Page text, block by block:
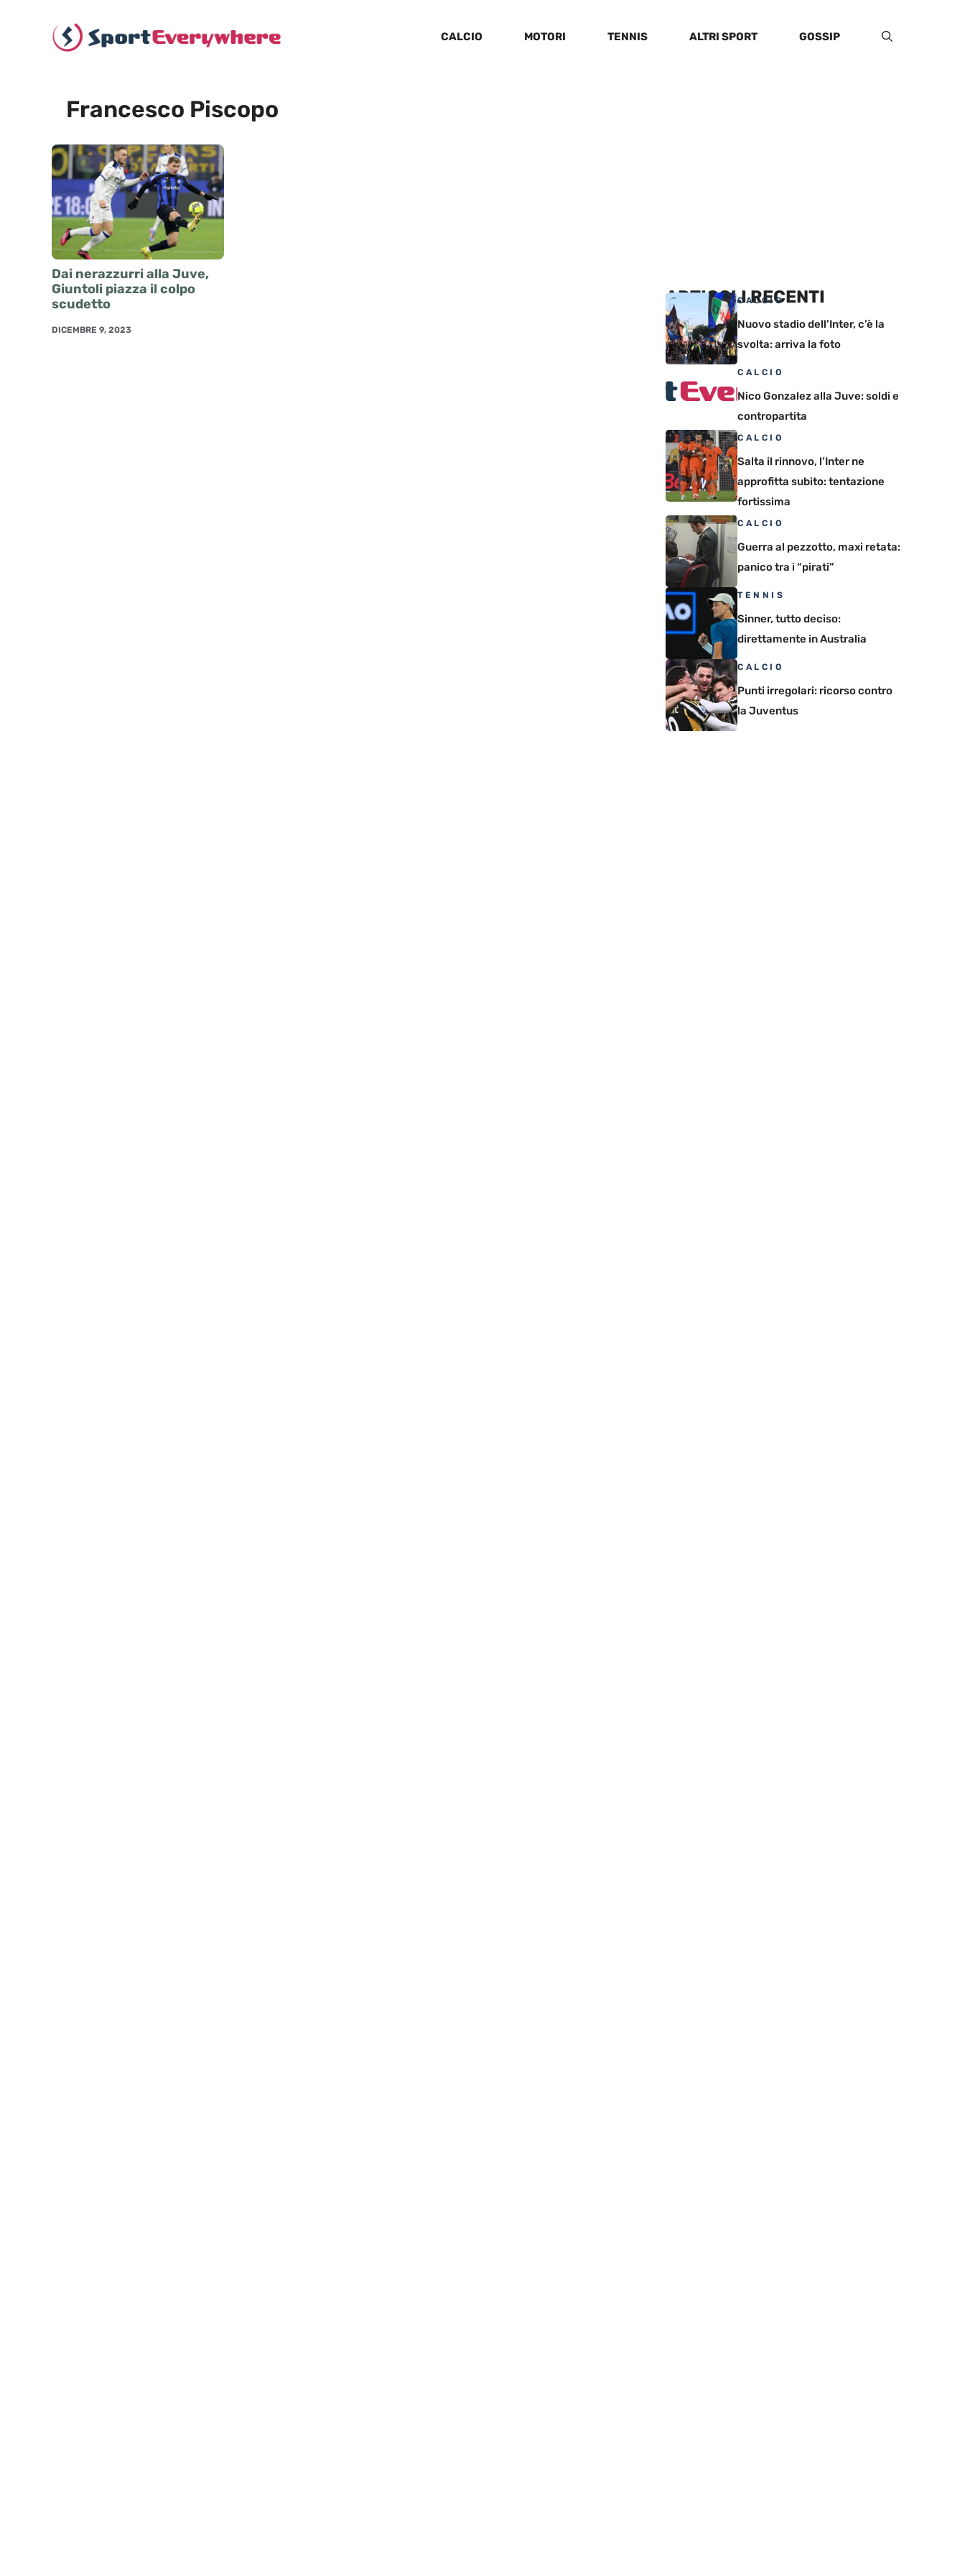
CALCIO MOTORI TENNIS ALTRI SPORT GOSSIP
Francesco Piscopo
Dai nerazzurri alla Juve,
Giuntoli piazza il colpo
scudetto
DICEMBRE 9, 2023
ARTICOLI RECENTI
CALCIO
Nuovo stadio dell’Inter, c’è la
svolta: arriva la foto
CALCIO
Nico Gonzalez alla Juve: soldi e
contropartita
CALCIO
Salta il rinnovo, l’Inter ne
approfitta subito: tentazione
fortissima
CALCIO
Guerra al pezzotto, maxi retata:
panico tra i “pirati”
TENNIS
Sinner, tutto deciso:
direttamente in Australia
CALCIO
Punti irregolari: ricorso contro
la Juventus